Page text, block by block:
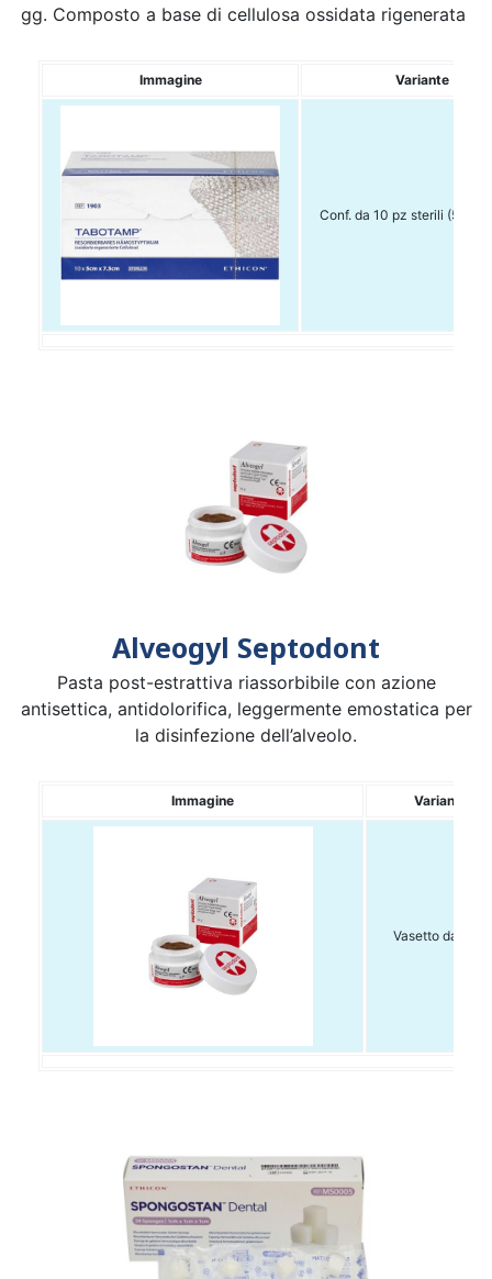
gg. Composto a base di cellulosa ossidata rigenerata
Immagine Variante
Conf. da 10 pz sterili (5 x
Alveogyl Septodont
Pasta post-estrattiva riassorbibile con azione
antisettica, antidolorifica, leggermente emostatica per
la disinfezione dell’alveolo.
Immagine Variante
Vasetto da 10gr